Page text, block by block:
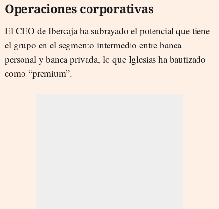
Operaciones corporativas
El CEO de Ibercaja ha subrayado el potencial que tiene
el grupo en el segmento intermedio entre banca
personal y banca privada, lo que Iglesias ha bautizado
como “premium”.